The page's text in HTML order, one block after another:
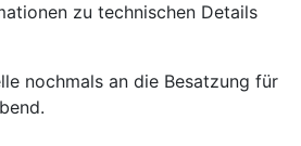
zu technischen Details
nochmals an die Besatzung für